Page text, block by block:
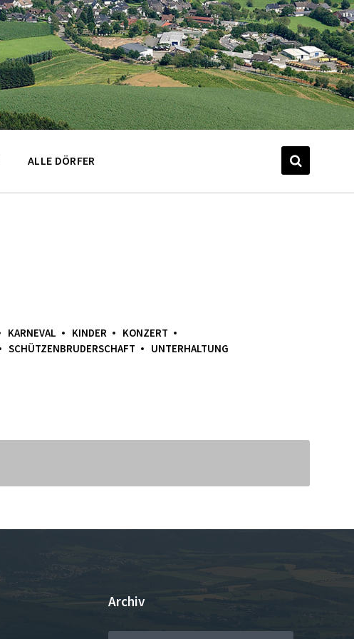
ALLE DÖRFER
KARNEVAL KINDER
KONZERT
SCHÜTZENBRUDERSCHAFT UNTERHALTUNG
Archiv